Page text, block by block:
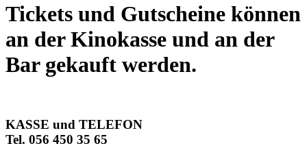
Tickets und Gutscheine können
an der Kinokasse und an der
Bar gekauft werden.
KASSE und TELEFON
Tel. 056 450 35 65